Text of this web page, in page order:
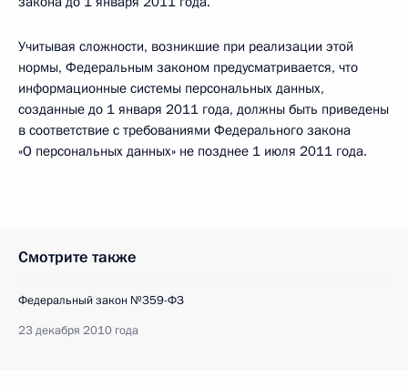
Учитывая сложности, возникшие при реализации этой
нормы, Федеральным законом предусматривается, что
информационные системы персональных данных,
созданные до 1 января 2011 года, должны быть приведены
в соответствие с требованиями Федерального закона
«О персональных данных» не позднее 1 июля 2011 года.
Смотрите также
Федеральный закон №359-ФЗ
23 декабря 2010 года